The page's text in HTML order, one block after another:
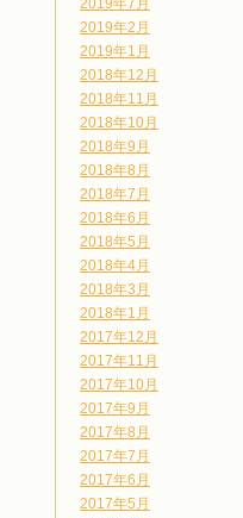
2019年7月
2019年2月
2019年1月
2018年12月
2018年11月
2018年10月
2018年9月
2018年8月
2018年7月
2018年6月
2018年5月
2018年4月
2018年3月
2018年1月
2017年12月
2017年11月
2017年10月
2017年9月
2017年8月
2017年7月
2017年6月
2017年5月